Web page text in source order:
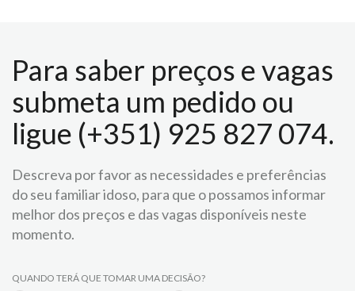
Para saber preços e vagas
submeta um pedido ou
ligue (+351) 925 827 074.
Descreva por favor as necessidades e preferências
do seu familiar idoso, para que o possamos informar
melhor dos preços e das vagas disponíveis neste
momento.
QUANDO TERÁ QUE TOMAR UMA DECISÃO?